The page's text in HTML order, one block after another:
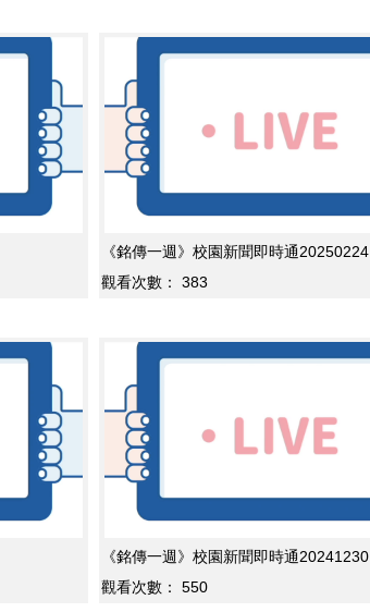
《銘傳一週》校園新聞即時通20250224
觀看次數：
383
《銘傳一週》校園新聞即時通20241230
觀看次數：
550